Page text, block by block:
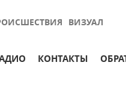
ВИЗУАЛ
КОНТАКТЫ